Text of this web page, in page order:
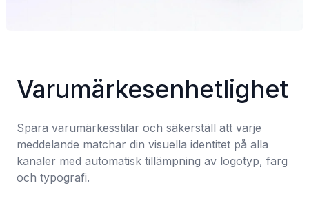
Varumärkesenhetlighet
Spara varumärkesstilar och säkerställ att varje
meddelande matchar din visuella identitet på alla
kanaler med automatisk tillämpning av logotyp, färg
och typografi.